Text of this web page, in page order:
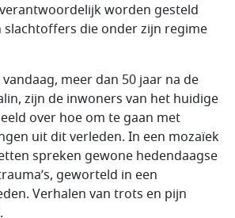
worden gesteld
die onder zijn regime
meer dan 50 jaar na de
zijn de inwoners van het huidige
over hoe om te gaan met
uit dit verleden. In een mozaïek
spreken gewone hedendaagse
geworteld in een
Verhalen van trots en pijn